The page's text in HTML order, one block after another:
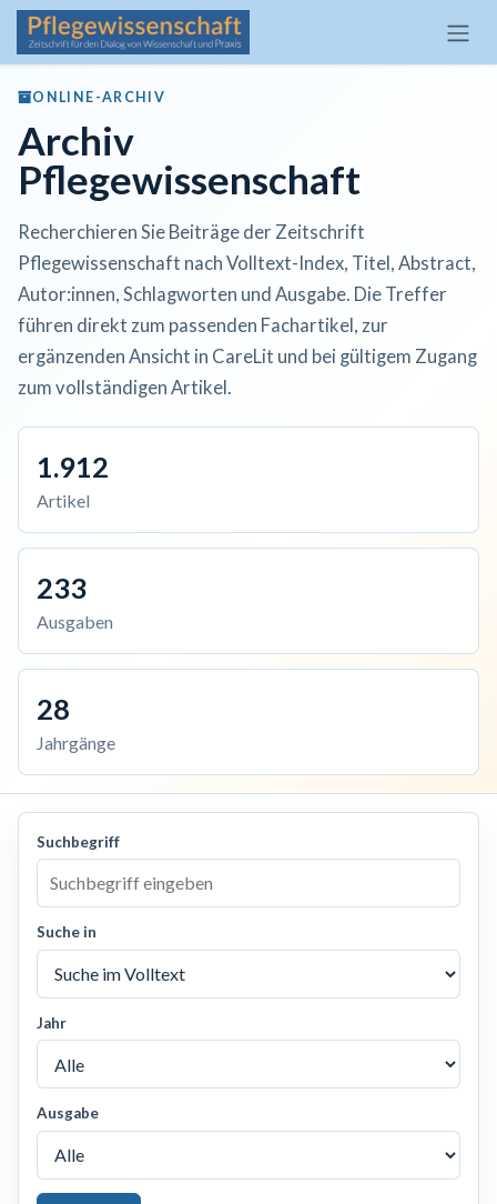
Zum Inhalt springen
ONLINE-ARCHIV
Archiv
Pflegewissenschaft
Recherchieren Sie Beiträge der Zeitschrift
Pflegewissenschaft nach Volltext-Index, Titel, Abstract,
Autor:innen, Schlagworten und Ausgabe. Die Treffer
führen direkt zum passenden Fachartikel, zur
ergänzenden Ansicht in CareLit und bei gültigem Zugang
zum vollständigen Artikel.
1.912
Artikel
233
Ausgaben
28
Jahrgänge
Suchbegriff
Suche in
Jahr
Ausgabe